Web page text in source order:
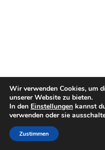
Wir verwenden Cookies, um
unserer Website zu bieten.
In den Einstellungen kannst
verwenden oder sie
Zustimmen